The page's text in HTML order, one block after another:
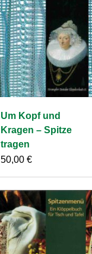
Um Kopf und
Kragen – Spitze
tragen
50,00 €